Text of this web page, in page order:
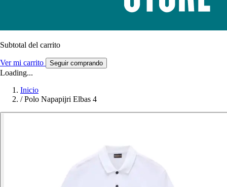
Subtotal del carrito
Ver mi carrito Seguir comprando
Loading...
Inicio
/ Polo Napapijri Elbas 4